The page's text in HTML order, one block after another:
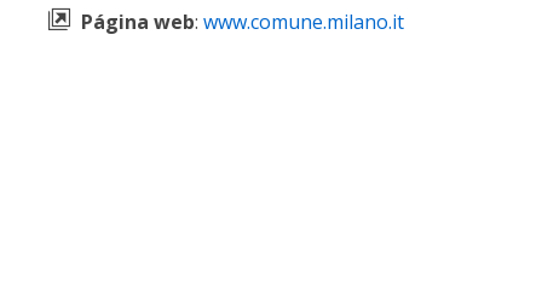
Página web: www.comune.milano.it